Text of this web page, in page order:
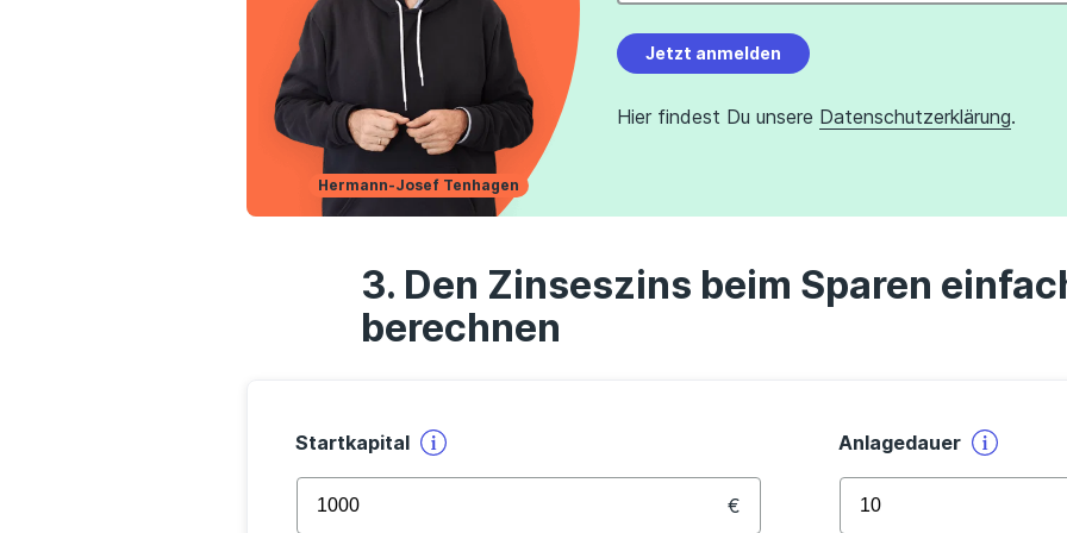
Hermann-Josef Tenhagen
Jetzt anmelden
Hier findest Du unsere Datenschutzerklärung.
Den Zinseszins beim Sparen
berechnen
Startkapital
€
Anlagedauer